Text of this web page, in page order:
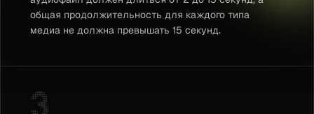
общая продолжительность для каждого типа
медиа не должна превышать 15 секунд.